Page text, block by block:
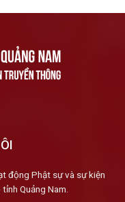
động Phật sự và sự kiện
Quảng Nam.